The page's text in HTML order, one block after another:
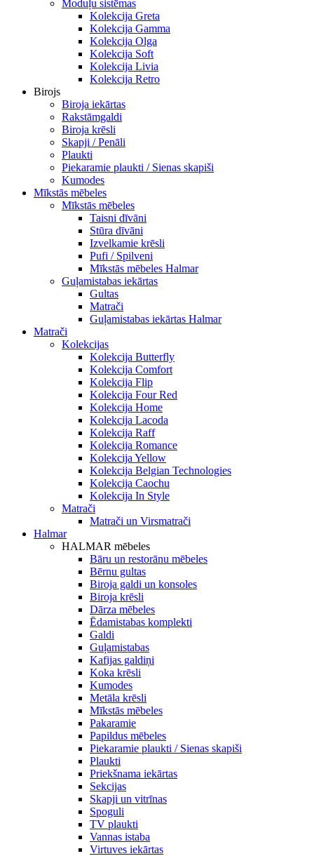
Moduļu sistēmas
Kolekcija Greta
Kolekcija Gamma
Kolekcija Olga
Kolekcija Soft
Kolekcija Livia
Kolekcija Retro
Birojs
Biroja iekārtas
Rakstāmgaldi
Biroja krēsli
Skapji / Penāli
Plaukti
Piekaramie plaukti / Sienas skapiši
Kumodes
Mīkstās mēbeles
Mīkstās mēbeles
Taisni dīvāni
Stūra dīvāni
Izvelkamie krēsli
Pufi / Spilveni
Mīkstās mēbeles Halmar
Guļamistabas iekārtas
Gultas
Matrači
Guļamistabas iekārtas Halmar
Matrači
Kolekcijas
Kolekcija Butterfly
Kolekcija Comfort
Kolekcija Flip
Kolekcija Four Red
Kolekcija Home
Kolekcija Lacoda
Kolekcija Raff
Kolekcija Romance
Kolekcija Yellow
Kolekcija Belgian Technologies
Kolekcija Caochu
Kolekcija In Style
Matrači
Matrači un Virsmatrači
Halmar
HALMAR mēbeles
Bāru un restorānu mēbeles
Bērnu gultas
Biroja galdi un konsoles
Biroja krēsli
Dārza mēbeles
Ēdamistabas komplekti
Galdi
Guļamistabas
Kafijas galdiņi
Koka krēsli
Kumodes
Metāla krēsli
Mīkstās mēbeles
Pakaramie
Papildus mēbeles
Piekaramie plaukti / Sienas skapiši
Plaukti
Priekšnama iekārtas
Sekcijas
Skapji un vitrīnas
Spoguli
TV plaukti
Vannas istaba
Virtuves iekārtas